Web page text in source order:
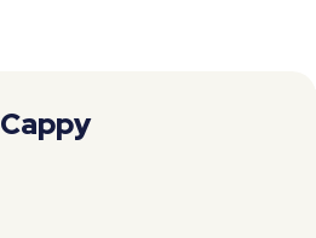
Cappy